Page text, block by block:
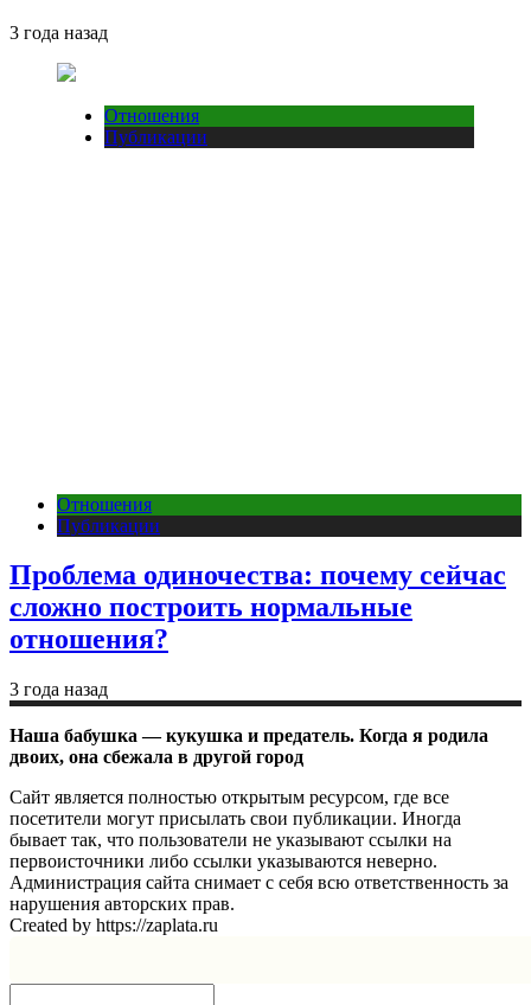
3 года назад
Отношения
Публикации
Отношения
Публикации
Проблема одиночества: почему сейчас
сложно построить нормальные
отношения?
3 года назад
Наша бабушка — кукушка и предатель. Когда я родила
двоих, она сбежала в другой город
Сайт является полностью открытым ресурсом, где все
посетители могут присылать свои публикации. Иногда
бывает так, что пользователи не указывают ссылки на
первоисточники либо ссылки указываются неверно.
Администрация сайта снимает с себя всю ответственность за
нарушения авторских прав.
Created by https://zaplata.ru